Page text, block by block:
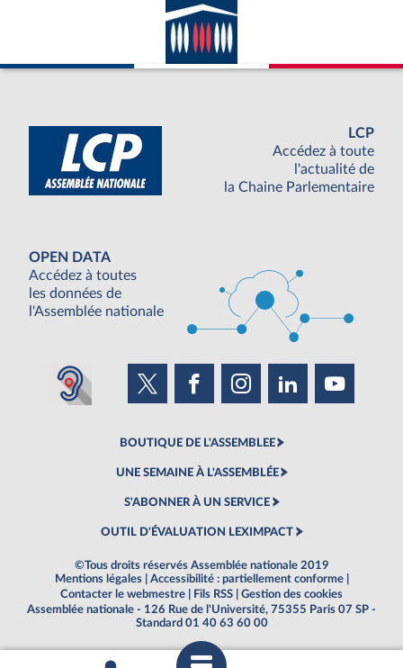
LCP
Accédez à toute
l'actualité de
la Chaine Parlementaire
OPEN DATA
Accédez à toutes
les données de
l'Assemblée nationale
BOUTIQUE DE L'ASSEMBLEE
UNE SEMAINE À L'ASSEMBLÉE
S'ABONNER À UN SERVICE
OUTIL D'ÉVALUATION LEXIMPACT
©Tous droits réservés Assemblée nationale 2019
Mentions légales
Accessibilité : partiellement conforme
Contacter le webmestre
Fils RSS
Gestion des cookies
Assemblée nationale - 126 Rue de l'Université, 75355 Paris 07 SP -
Standard 01 40 63 60 00